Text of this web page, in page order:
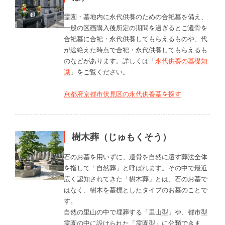
霊園・墓地内に永代供養のための合祀墓を備え、
一般の区画購入後所定の期間を過ぎるとご遺骨を
合祀墓に合祀・永代供養してもらえるものや、代
が途絶えた時点で合祀・永代供養してもらえるも
のなどがあります。詳しくは「永代供養の基礎知
識 」をご覧ください。
京都府京都市伏見区の永代供養墓を探す
樹木葬（じゅもくそう）
石のお墓を用いずに、遺骨を自然に還す葬法全体
を指して「自然葬」と呼ばれます。その中で最近
広く認知されてきた「樹木葬」とは、石のお墓で
はなく、樹木を墓標としたタイプのお墓のことで
す。
自然の里山の中で埋葬する「里山型」や、都市型
霊園の中に設けられた「霊園型」に分類できま